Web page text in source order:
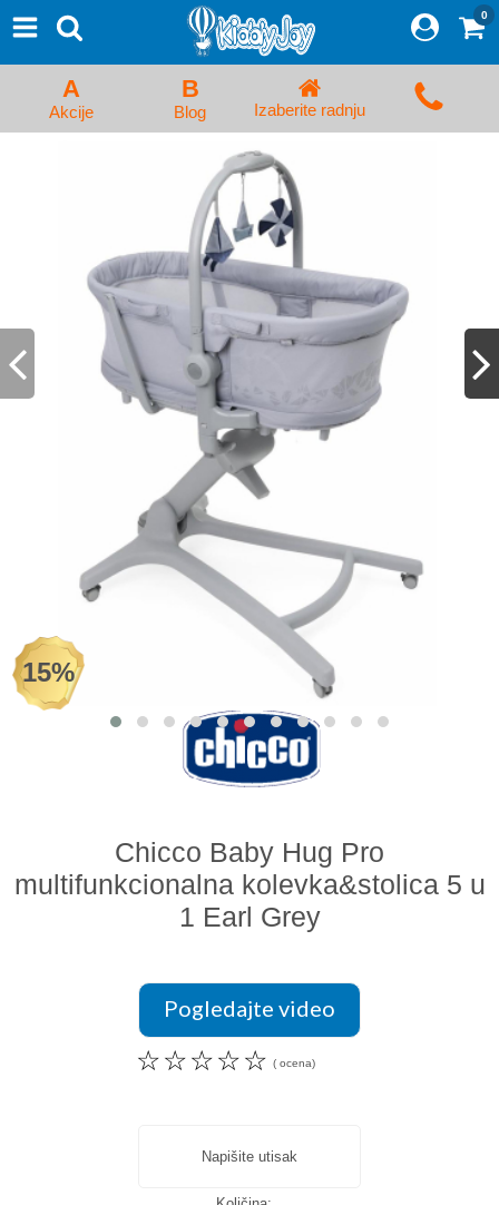
Proizvodi
Početna Prijava/Registracija
Kolica za bebe i dečija kolica
Auto sedišta za decu i bebe
Kreveci, ljuljaške i ležaljke
Kadice, noše i adapteri
Hranilice, flašice i cucle
Monitori, Ogradice i tricikli
Posteljine, vrećice i baldahini
Igračke za bebe i decu
AKCIJA
Prodavnica
0
A
Akcije
B
Blog Izaberite radnju
15%
Chicco Baby Hug Pro
multifunkcionalna kolevka&stolica 5 u
1 Earl Grey
Pogledajte video
☆
☆
☆
☆
☆ ( ocena)
Napišite utisak